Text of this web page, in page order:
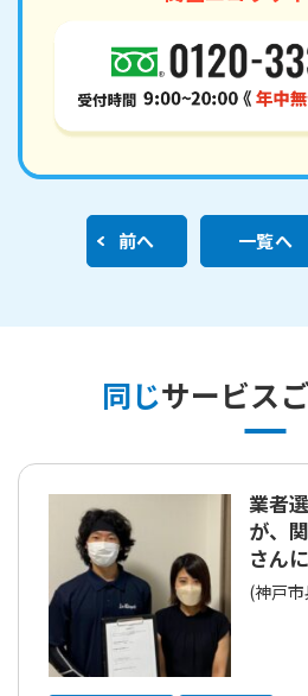
前へ 一覧へ
同じサービス
業者
が、
さん
(神戸